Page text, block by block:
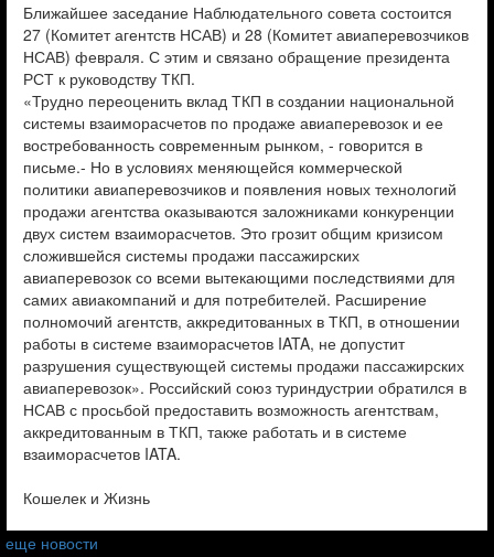
Ближайшее заседание Наблюдательного совета состоится
27 (Комитет агентств НСАВ) и 28 (Комитет авиаперевозчиков
НСАВ) февраля. С этим и связано обращение президента
РСТ к руководству ТКП.
«Трудно переоценить вклад ТКП в создании национальной
системы взаиморасчетов по продаже авиаперевозок и ее
востребованность современным рынком, - говорится в
письме.- Но в условиях меняющейся коммерческой
политики авиаперевозчиков и появления новых технологий
продажи агентства оказываются заложниками конкуренции
двух систем взаиморасчетов. Это грозит общим кризисом
сложившейся системы продажи пассажирских
авиаперевозок со всеми вытекающими последствиями для
самих авиакомпаний и для потребителей. Расширение
полномочий агентств, аккредитованных в ТКП, в отношении
работы в системе взаиморасчетов IATA, не допустит
разрушения существующей системы продажи пассажирских
авиаперевозок». Российский союз туриндустрии обратился в
НСАВ с просьбой предоставить возможность агентствам,
аккредитованным в ТКП, также работать и в системе
взаиморасчетов IATA.
Кошелек и Жизнь
еще новости